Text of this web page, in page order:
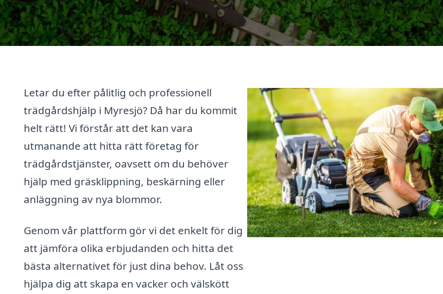
Letar du efter pålitlig och professionell
trädgårdshjälp i Myresjö? Då har du kommit
helt rätt! Vi förstår att det kan vara
utmanande att hitta rätt företag för
trädgårdstjänster, oavsett om du behöver
hjälp med gräsklippning, beskärning eller
anläggning av nya blommor.
Genom vår plattform gör vi det enkelt för dig
att jämföra olika erbjudanden och hitta det
bästa alternativet för just dina behov. Låt oss
hjälpa dig att skapa en vacker och välskött